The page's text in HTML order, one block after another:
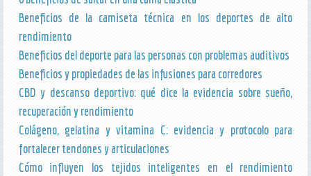
Beneficios de la camiseta técnica en los deportes de alto
rendimiento
Beneficios del deporte para las personas con problemas auditivos
Beneficios y propiedades de las infusiones para corredores
CBD y descanso deportivo: qué dice la evidencia sobre sueño,
recuperación y rendimiento
Colágeno, gelatina y vitamina C: evidencia y protocolo para
fortalecer tendones y articulaciones
Cómo influyen los tejidos inteligentes en el rendimiento